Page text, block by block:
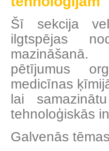
Šī sekcija
ilgtspējas
pētījumus
medicīnas
lai
tehnoloģiskās
Galvenās